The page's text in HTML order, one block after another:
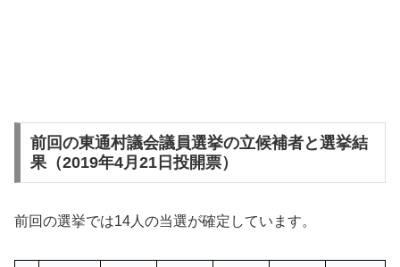
前回の東通村議会議員選挙の立候補者と選挙結
果（2019年4月21日投開票）
前回の選挙では14人の当選が確定しています。